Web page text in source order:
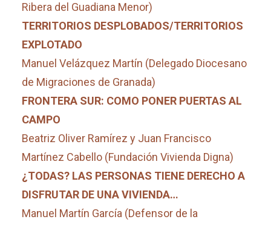
Ribera del Guadiana Menor)
TERRITORIOS DESPLOBADOS/TERRITORIOS
EXPLOTADO
Manuel Velázquez Martín (Delegado Diocesano
de Migraciones de Granada)
FRONTERA SUR: COMO PONER PUERTAS AL
CAMPO
Beatriz Oliver Ramírez y Juan Francisco
Martínez Cabello (Fundación Vivienda Digna)
¿TODAS? LAS PERSONAS TIENE DERECHO A
DISFRUTAR DE UNA VIVIENDA…
Manuel Martín García (Defensor de la